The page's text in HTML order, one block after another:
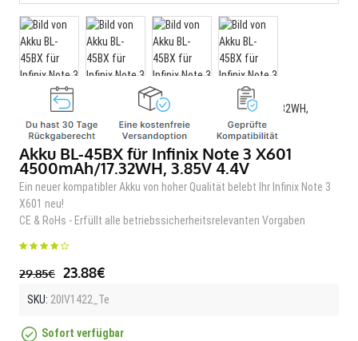
Akku BL-45BX für Infinix Note 3 X601
4500mAh/17.32WH, 3.85V 4.4V
Ein neuer kompatibler Akku von hoher Qualität belebt Ihr Infinix Note 3
X601 neu!
CE & RoHs - Erfüllt alle betriebssicherheitsrelevanten Vorgaben
29.85€ 23.88€
SKU: 20IV1422_Te
Sofort verfügbar